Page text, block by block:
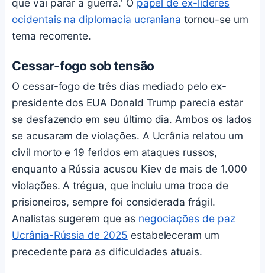
que vai parar a guerra.' O papel de ex-líderes
ocidentais na diplomacia ucraniana tornou-se um
tema recorrente.
Cessar-fogo sob tensão
O cessar-fogo de três dias mediado pelo ex-
presidente dos EUA Donald Trump parecia estar
se desfazendo em seu último dia. Ambos os lados
se acusaram de violações. A Ucrânia relatou um
civil morto e 19 feridos em ataques russos,
enquanto a Rússia acusou Kiev de mais de 1.000
violações. A trégua, que incluiu uma troca de
prisioneiros, sempre foi considerada frágil.
Analistas sugerem que as negociações de paz
Ucrânia-Rússia de 2025 estabeleceram um
precedente para as dificuldades atuais.